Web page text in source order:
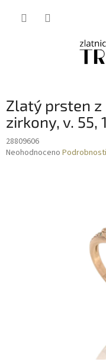
Zlatý prsten
zirkony, v. 55,
28809606
Průměrné
Neohodnoceno